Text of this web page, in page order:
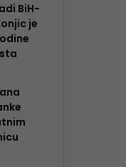
BiH-
je